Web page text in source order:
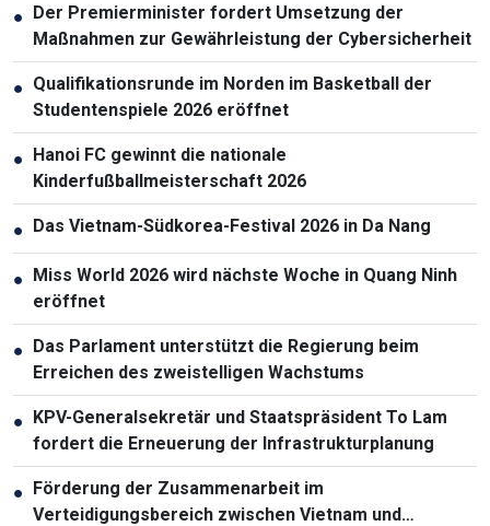
● Der Premierminister fordert Umsetzung der
Maßnahmen zur Gewährleistung der Cybersicherheit
● Qualifikationsrunde im Norden im Basketball der
Studentenspiele 2026 eröffnet
● Hanoi FC gewinnt die nationale
Kinderfußballmeisterschaft 2026
● Das Vietnam-Südkorea-Festival 2026 in Da Nang
● Miss World 2026 wird nächste Woche in Quang Ninh
eröffnet
● Das Parlament unterstützt die Regierung beim
Erreichen des zweistelligen Wachstums
● KPV-Generalsekretär und Staatspräsident To Lam
fordert die Erneuerung der Infrastrukturplanung
● Förderung der Zusammenarbeit im
Verteidigungsbereich zwischen Vietnam und